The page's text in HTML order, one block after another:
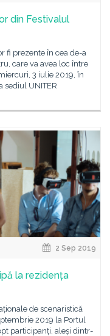
din Festivalul
fi prezente în cea de-a
care va avea loc între
3 iulie 2019, în
sediul UNITER
2 Sep 2019
la rezidența
de scenaristică
2019 la Portul
participanți, aleși dintr-